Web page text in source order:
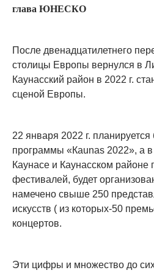
глава ЮНЕСКО
После двенадцатилетнего
столицы Европы вернулся в
Каунасский район в 2022 г.
сценой Европы.
22 января 2022 г.
программы «Каunas 2022», а
Каунaсе и Каунасском районе
фестивалей, будет
намечено свыше 250
искусств ( из которых-50
концертов.
Эти цифры и множество до